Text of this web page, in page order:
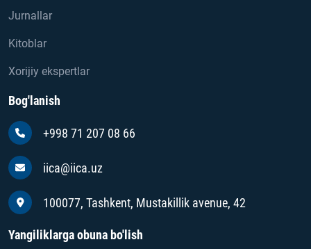
Jurnallar
Kitoblar
Xorijiy ekspertlar
Bog'lanish
+998 71 207 08 66
iica@iica.uz
100077, Tashkent, Mustakillik avenue, 42
Yangiliklarga obuna bo'lish